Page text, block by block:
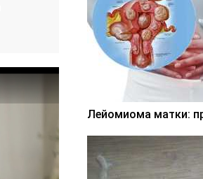
Лейомиома матки: